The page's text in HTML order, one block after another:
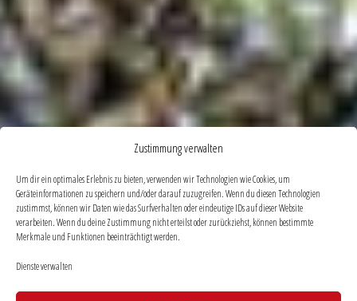
Zustimmung verwalten
Um dir ein optimales Erlebnis zu bieten, verwenden wir Technologien wie Cookies, um
Geräteinformationen zu speichern und/oder darauf zuzugreifen. Wenn du diesen Technologien
zustimmst, können wir Daten wie das Surfverhalten oder eindeutige IDs auf dieser Website
verarbeiten. Wenn du deine Zustimmung nicht erteilst oder zurückziehst, können bestimmte
Merkmale und Funktionen beeinträchtigt werden.
Dienste verwalten